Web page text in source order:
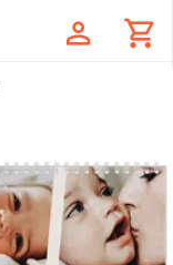
profile shopping_cart